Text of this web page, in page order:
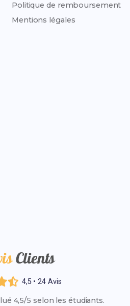
Politique de remboursement
Mentions légales
Clients
4,5 • 24 Avis
4,5/5 selon les étudiants.